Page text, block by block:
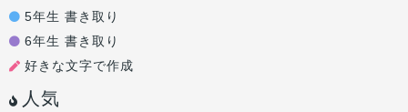
5年生 書き取り
6年生 書き取り
好きな文字で作成
人気